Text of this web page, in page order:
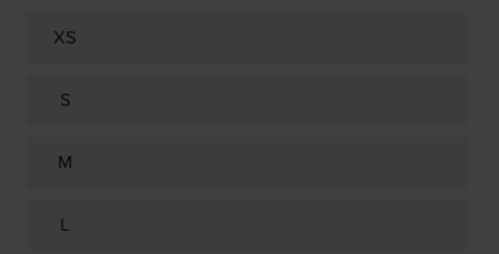
XS
S
M
L